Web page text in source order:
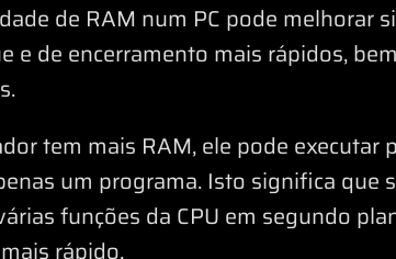
de RAM num PC pode melhorar
e de encerramento mais rápidos,
tem mais RAM, ele pode
um programa. Isto significa que
funções da CPU em segundo
rápido.